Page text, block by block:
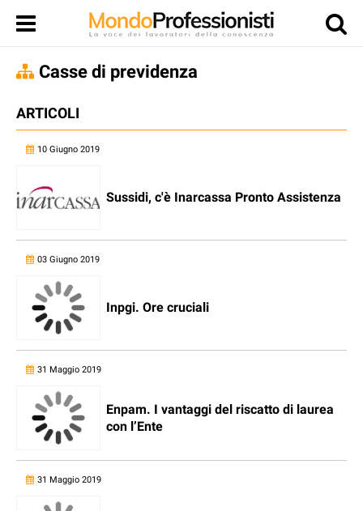
Casse di previdenza
ARTICOLI
10 Giugno 2019
Sussidi, c'è Inarcassa Pronto Assistenza
03 Giugno 2019
Inpgi. Ore cruciali
31 Maggio 2019
Enpam. I vantaggi del riscatto di laurea
con l’Ente
31 Maggio 2019